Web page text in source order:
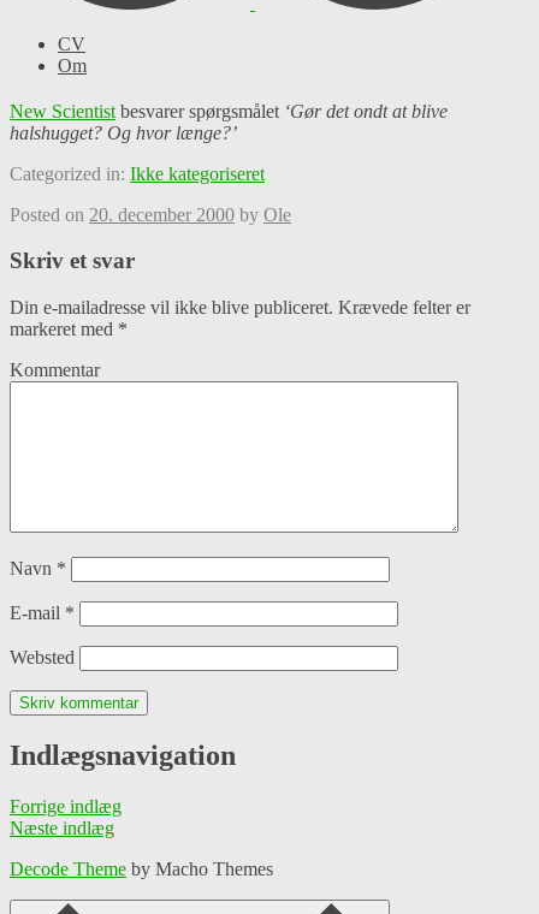
CV
Om
New Scientist besvarer spørgsmålet ‘Gør det ondt at blive
halshugget? Og hvor længe?’
Categorized in: Ikke kategoriseret
Posted on 20. december 2000 by Ole
Skriv et svar
Din e-mailadresse vil ikke blive publiceret. Krævede felter er
markeret med *
Kommentar
Navn *
E-mail *
Websted
Indlægsnavigation
Forrige indlæg
Næste indlæg
Decode Theme by Macho Themes